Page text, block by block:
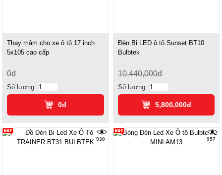
Thay mâm cho xe ô tô 17 inch
5x105 cao cấp
0đ
Số lượng:
0đ
Đèn Bi LED ô tô Sunset BT10
Bulbtek
10,440,000đ
Số lượng:
5,800,000đ
930 957